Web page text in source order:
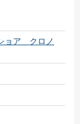
ョア クロノ